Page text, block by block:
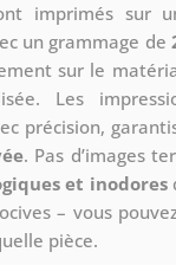
imprimés sur
un grammage de
sur le
Les
précision,
. Pas d’images
et inodores
– vous
pièce.